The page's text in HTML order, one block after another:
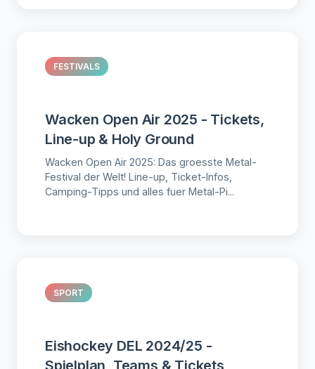
FESTIVALS
Wacken Open Air 2025 - Tickets,
Line-up & Holy Ground
Wacken Open Air 2025: Das groesste Metal-
Festival der Welt! Line-up, Ticket-Infos,
Camping-Tipps und alles fuer Metal-Pi...
SPORT
Eishockey DEL 2024/25 -